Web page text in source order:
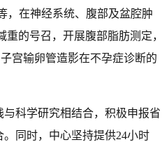
，在神经系统、腹部及盆腔肿
的号召，开展腹部脂肪测定，
宫输卵管造影在不孕症诊断的
科学研究相结合，积极申报省
同时，中心坚持提供24小时